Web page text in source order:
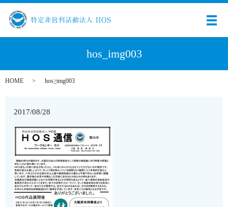
メ
hos_img003
HOME hos_img003
2017/08/28